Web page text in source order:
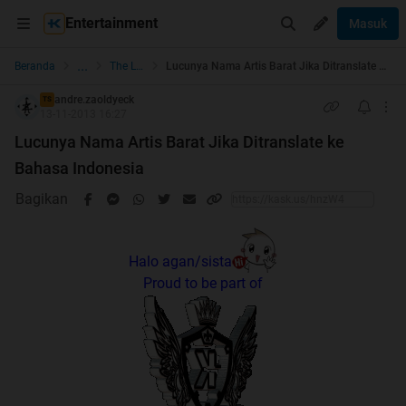
Entertainment Masuk
Beranda ... The Lounge
TS andre.zaoldyeck
Lucunya Nama Artis Barat Jika Ditranslate ke
Bahasa Indonesia
Bagikan
Halo agan/sista
Proud to be part of